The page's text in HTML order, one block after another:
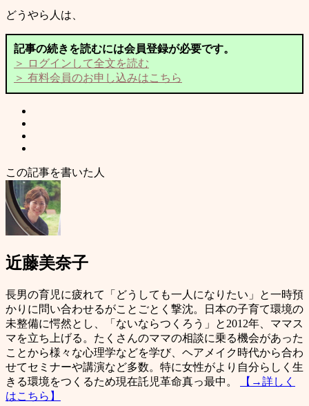
どうやら人は、
記事の続きを読むには会員登録が必要です。
＞ ログインして全文を読む
＞ 有料会員のお申し込みはこちら
この記事を書いた人
近藤美奈子
長男の育児に疲れて「どうしても一人になりたい」と一時預
かりに問い合わせるがことごとく撃沈。日本の子育て環境の
未整備に愕然とし、「ないならつくろう」と2012年、ママス
マを立ち上げる。たくさんのママの相談に乗る機会があった
ことから様々な心理学などを学び、ヘアメイク時代から合わ
せてセミナーや講演など多数。特に女性がより自分らしく生
きる環境をつくるため現在託児革命真っ最中。
【→詳しく
はこちら】